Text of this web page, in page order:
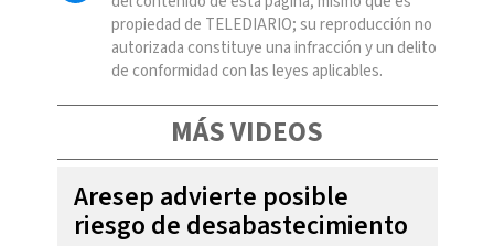
propiedad de TELEDIARIO; su reproducción no
autorizada constituye una infracción y un delito
de conformidad con las leyes aplicables.
MÁS VIDEOS
Aresep advierte posible
riesgo de desabastecimiento